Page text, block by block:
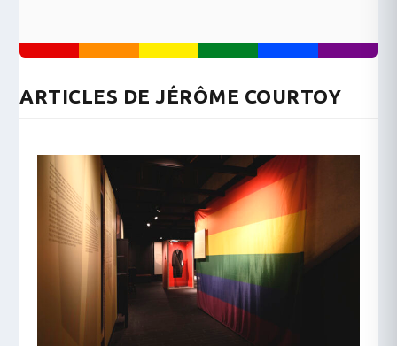
ARTICLES DE JÉRÔME COURTOY